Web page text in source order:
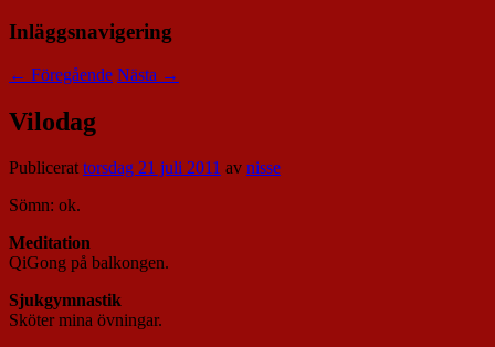
Inläggsnavigering
← Föregående Nästa →
Vilodag
Publicerattorsdag 21 juli 2011 av nisse
Sömn: ok.
Meditation
QiGong på balkongen.
Sjukgymnastik
Sköter mina övningar.